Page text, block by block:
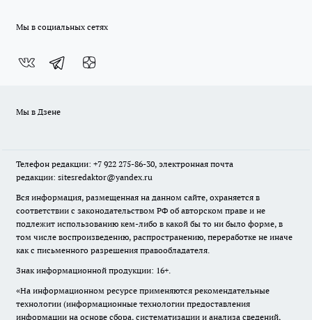
Мы в социальных сетях
Мы в Дзене
Телефон редакции: +7 922 275-86-30, электронная почта
редакции: sitesredaktor@yandex.ru
Вся информация, размещенная на данном сайте, охраняется в
соответствии с законодательством РФ об авторском праве и не
подлежит использованию кем-либо в какой бы то ни было форме, в
том числе воспроизведению, распространению, переработке не иначе
как с письменного разрешения правообладателя.
Знак информационной продукции: 16+.
«На информационном ресурсе применяются рекомендательные
технологии (информационные технологии предоставления
информации на основе сбора, систематизации и анализа сведений,